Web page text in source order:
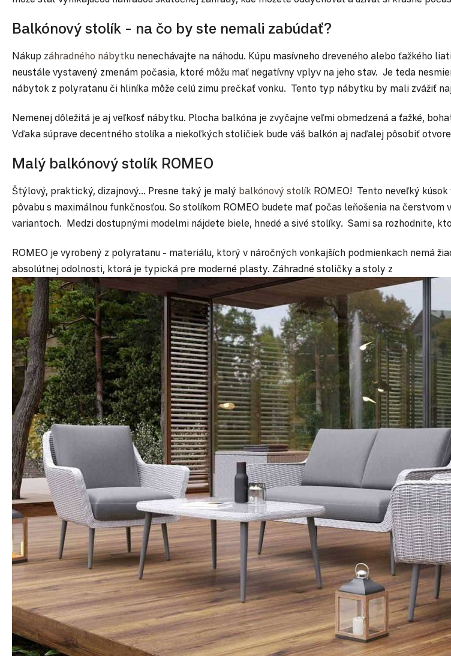
Balkónový stolík - na čo by ste nemali zabúdať?
Nákup záhradného nábytku nenechávajte na náhodu. Kúpu masívneho dreveného alebo ťažkého
neustále vystavený zmenám počasia, ktoré môžu mať negatívny vplyv na jeho stav. Je teda
nábytok z polyratanu či hliníka môže celú zimu prečkať vonku. Tento typ nábytku by mali zvážiť
Nemenej dôležitá je aj veľkosť nábytku. Plocha balkóna je zvyčajne veľmi obmedzená a ťažké,
Vďaka súprave decentného stolíka a niekoľkých stoličiek bude váš balkón aj naďalej pôsobiť
Malý balkónový stolík ROMEO
Štýlový, praktický, dizajnový... Presne taký je malý balkónový stolík ROMEO! Tento neveľký
pôvabu s maximálnou funkčnosťou. So stolíkom ROMEO budete mať počas leňošenia na
variantoch. Medzi dostupnými modelmi nájdete biele, hnedé a sivé stolíky. Sami sa rozhodnite,
ROMEO je vyrobený z polyratanu - materiálu, ktorý v náročných vonkajších podmienkach nemá
absolútnej odolnosti, ktorá je typická pre moderné plasty. Záhradné stoličky a stoly z